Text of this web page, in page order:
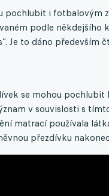
pochlubit i fotbalovým
podle někdejšího
Je to dáno
se mohou pochlubit
v souvislosti s
matrací používala
přezdívku nakonec